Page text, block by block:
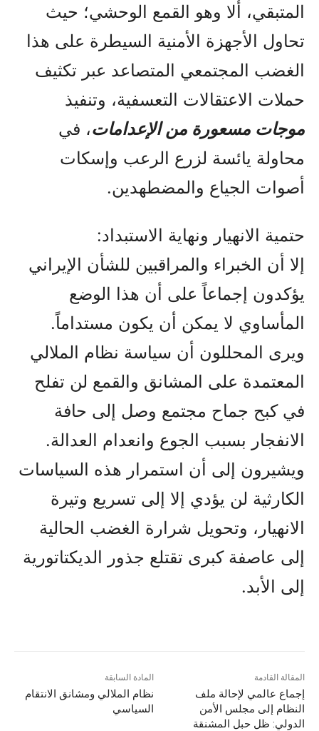
المتبقي، ألا وهو القمع الوحشي؛ حيث
تحاول الأجهزة الأمنية السيطرة على هذا
الغضب المجتمعي المتصاعد عبر تكثيف
حملات الاعتقالات التعسفية، وتنفيذ
موجات مسعورة من الإعدامات، في
محاولة يائسة لزرع الرعب وإسكات
أصوات الجياع والمضطهدين.
حتمية الانهيار ونهاية الاستبداد:
إلا أن الخبراء والمراقبين للشأن الإيراني
يؤكدون إجماعاً على أن هذا الوضع
المأساوي لا يمكن أن يكون مستداماً.
ويرى المحللون أن سياسة نظام الملالي
المعتمدة على المشانق والقمع لن تفلح
في كبح جماح مجتمع وصل إلى حافة
الانفجار بسبب الجوع وانعدام العدالة.
ويشيرون إلى أن استمرار هذه السياسات
الكارثية لن يؤدي إلا إلى تسريع وتيرة
الانهيار، وتحويل شرارة الغضب الحالية
إلى عاصفة كبرى تقتلع جذور الديكتاتورية
إلى الأبد.
المادة السابقة
نظام الملالي ومشانق الانتقام
السياسي
المقالة القادمة
إجماع عالمي لإحالة ملف
النظام إلى مجلس الأمن
الدولي: ظل حبل المشنقة